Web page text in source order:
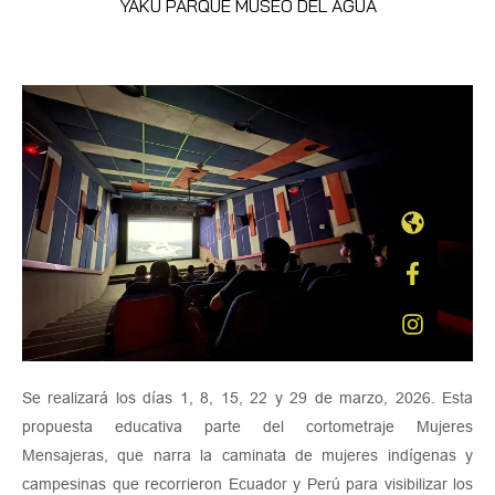
YAKU PARQUE MUSEO DEL AGUA
Se realizará los días 1, 8, 15, 22 y 29 de marzo, 2026. Esta
propuesta educativa parte del cortometraje Mujeres
Mensajeras, que narra la caminata de mujeres indígenas y
campesinas que recorrieron Ecuador y Perú para visibilizar los